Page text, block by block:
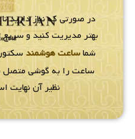
در صورتی که نیاز دارید
بهتر مدیریت کنید و سریع
شماساعت هوشمند
ساعت را به گوشی متصل
نظیر آن نهایت